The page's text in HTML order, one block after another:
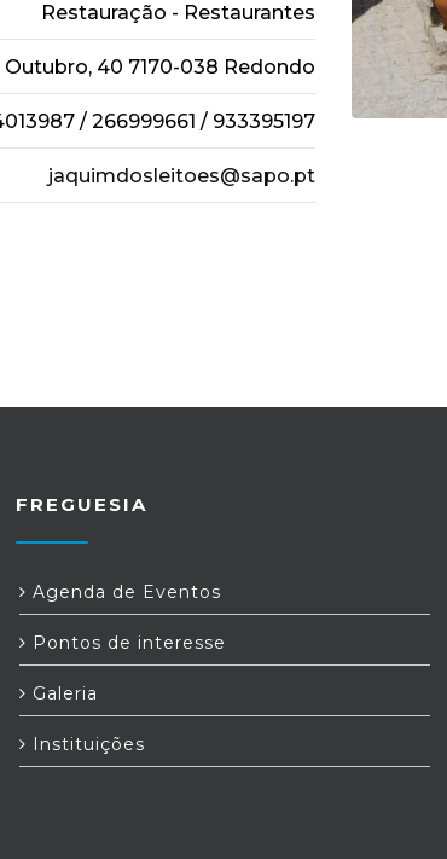
Restauração - Restaurantes
Outubro, 40 7170-038 Redondo
/ 266999661 / 933395197
jaquimdosleitoes@sapo.pt
FREGUESIA
Agenda de Eventos
Pontos de interesse
Galeria
Instituições